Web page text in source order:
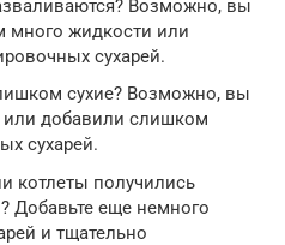
Возможно, вы
много жидкости или
сухарей.
сухие? Возможно, вы
или добавили слишком
сухарей.
котлеты получились
Добавьте еще немного
и тщательно